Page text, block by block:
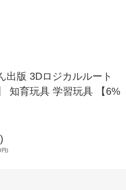
出版 3Dロジカルルート
知育玩具 学習玩具 【6%
円)